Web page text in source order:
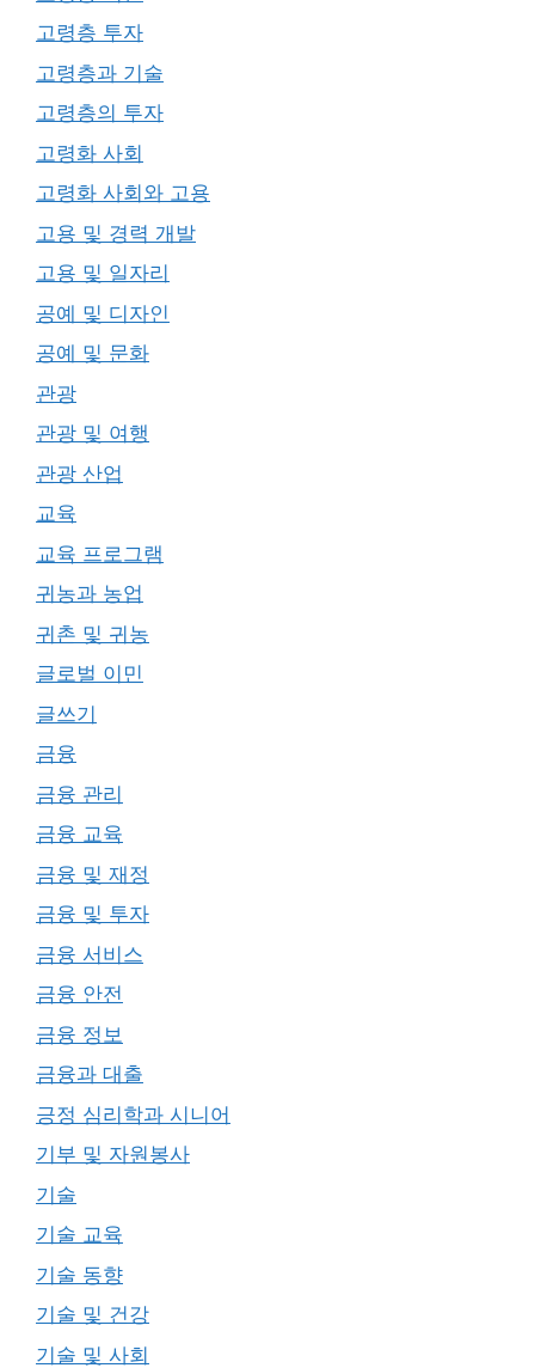
고령층 투자
고령층과 기술
고령층의 투자
고령화 사회
고령화 사회와 고용
고용 및 경력 개발
고용 및 일자리
공예 및 디자인
공예 및 문화
관광
관광 및 여행
관광 산업
교육
교육 프로그램
귀농과 농업
귀촌 및 귀농
글로벌 이민
글쓰기
금융
금융 관리
금융 교육
금융 및 재정
금융 및 투자
금융 서비스
금융 안전
금융 정보
금융과 대출
긍정 심리학과 시니어
기부 및 자원봉사
기술
기술 교육
기술 동향
기술 및 건강
기술 및 사회